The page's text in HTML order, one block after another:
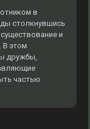
в
столкнувшись
и
В этом
дружбы,
частью